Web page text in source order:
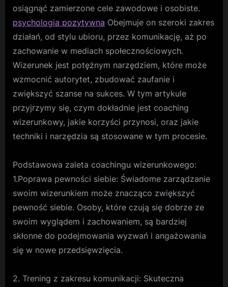
osiągnąć zamierzone cele zawodowe i osobiste.
psychologia pozytywna Obejmuje on szeroki zakres
działań, od stylu ubioru, przez komunikację, aż po
zachowanie w mediach społecznościowych.
Wizerunek jest potężnym narzędziem, które może
wzmocnić autorytet, zbudować zaufanie i
zwiększyć szanse na sukces. W tym artykule
przyjrzymy się, czym dokładnie jest coaching
wizerunkowy, jakie korzyści przynosi, oraz jakie
techniki i narzędzia są stosowane w tym procesie.
Podstawowa zaleta coachingu wizerunkowego:
1.Poprawa pewności siebie: Świadome zarządzanie
swoim wizerunkiem może znacząco zwiększyć
pewność siebie. Osoby, które czują się dobrze ze
swoim wyglądem i zachowaniem, są bardziej
skłonne do podejmowania wyzwań i angażowania
się w nowe przedsięwzięcia.
2. Trening z zakresu komunikacji: Skuteczna